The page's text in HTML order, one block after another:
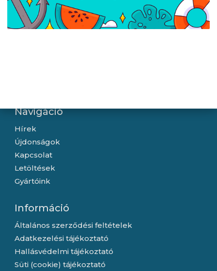
Navigáció
Hírek
Újdonságok
Kapcsolat
Letöltések
Gyártóink
Információ
Általános szerződési feltételek
Adatkezelési tájékoztató
Hallásvédelmi tájékoztató
Süti (cookie) tájékoztató